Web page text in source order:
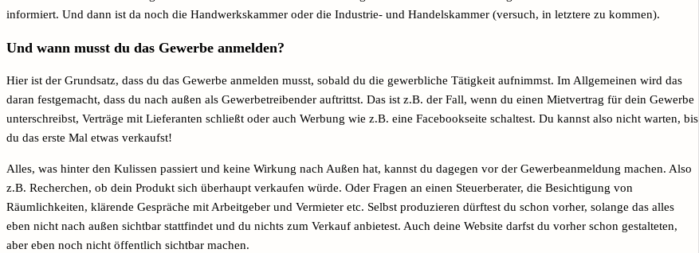
informiert. Und dann ist da noch die Handwerkskammer oder die Industrie- und Handelskammer (versuch, in letztere zu kommen).
Und wann musst du das Gewerbe anmelden?
Hier ist der Grundsatz, dass du das Gewerbe anmelden musst, sobald du die gewerbliche Tätigkeit aufnimmst. Im Allgemeinen wird das
daran festgemacht, dass du nach außen als Gewerbetreibender auftrittst. Das ist z.B. der Fall, wenn du einen Mietvertrag für dein Gewerbe
unterschreibst, Verträge mit Lieferanten schließt oder auch Werbung wie z.B. eine Facebookseite schaltest. Du kannst also nicht warten, bis
du das erste Mal etwas verkaufst!
Alles, was hinter den Kulissen passiert und keine Wirkung nach Außen hat, kannst du dagegen vor der Gewerbeanmeldung machen. Also
z.B. Recherchen, ob dein Produkt sich überhaupt verkaufen würde. Oder Fragen an einen Steuerberater, die Besichtigung von
Räumlichkeiten, klärende Gespräche mit Arbeitgeber und Vermieter etc. Selbst produzieren dürftest du schon vorher, solange das alles
eben nicht nach außen sichtbar stattfindet und du nichts zum Verkauf anbietest. Auch deine Website darfst du vorher schon gestalteten,
aber eben noch nicht öffentlich sichtbar machen.